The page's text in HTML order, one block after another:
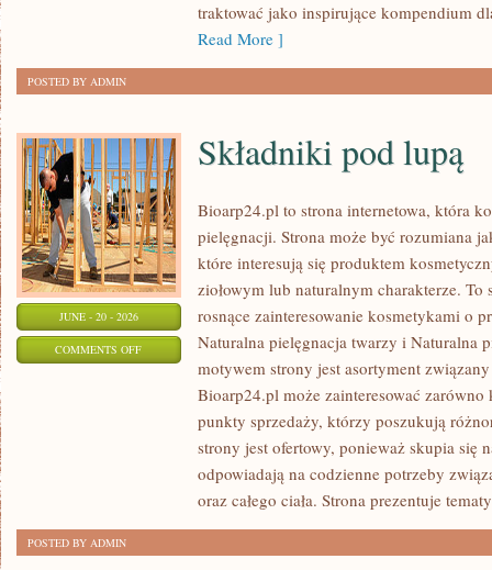
traktować jako inspirujące kompendium
Read More ]
POSTED BY ADMIN
JUNE - 20 - 2026
COMMENTS OFFON
SKŁADNIKI
Składniki pod lupą
Bioarp24.pl to strona internetowa, która
pielęgnacji. Strona może być rozumiana
które interesują się produktem
ziołowym lub naturalnym charakterze.
rosnące zainteresowanie kosmetykami o
Naturalna pielęgnacja twarzy i Naturalna
motywem strony jest asortyment
Bioarp24.pl może zainteresować
punkty sprzedaży, którzy poszukują
strony jest ofertowy, ponieważ skupia się
odpowiadają na codzienne potrzeby
oraz całego ciała. Strona prezentuje
POSTED BY ADMIN